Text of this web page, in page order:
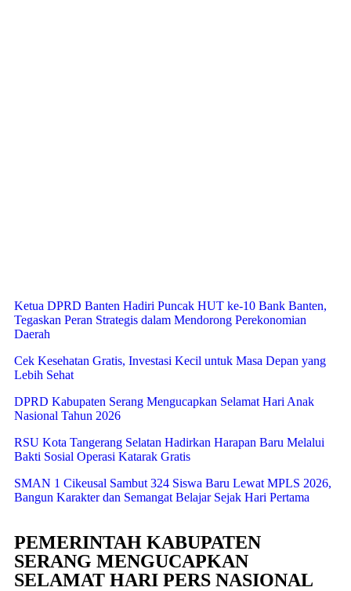
Ketua DPRD Banten Hadiri Puncak HUT ke-10 Bank Banten,
Tegaskan Peran Strategis dalam Mendorong Perekonomian
Daerah
Cek Kesehatan Gratis, Investasi Kecil untuk Masa Depan yang
Lebih Sehat
DPRD Kabupaten Serang Mengucapkan Selamat Hari Anak
Nasional Tahun 2026
RSU Kota Tangerang Selatan Hadirkan Harapan Baru Melalui
Bakti Sosial Operasi Katarak Gratis
SMAN 1 Cikeusal Sambut 324 Siswa Baru Lewat MPLS 2026,
Bangun Karakter dan Semangat Belajar Sejak Hari Pertama
PEMERINTAH KABUPATEN
SERANG MENGUCAPKAN
SELAMAT HARI PERS NASIONAL